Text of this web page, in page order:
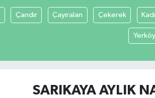
Çandır Çayıralan Çekerek
Yerköy
SARIKAYA AYLIK